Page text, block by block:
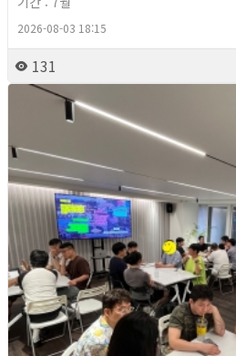
2026-08-03 18:15
131